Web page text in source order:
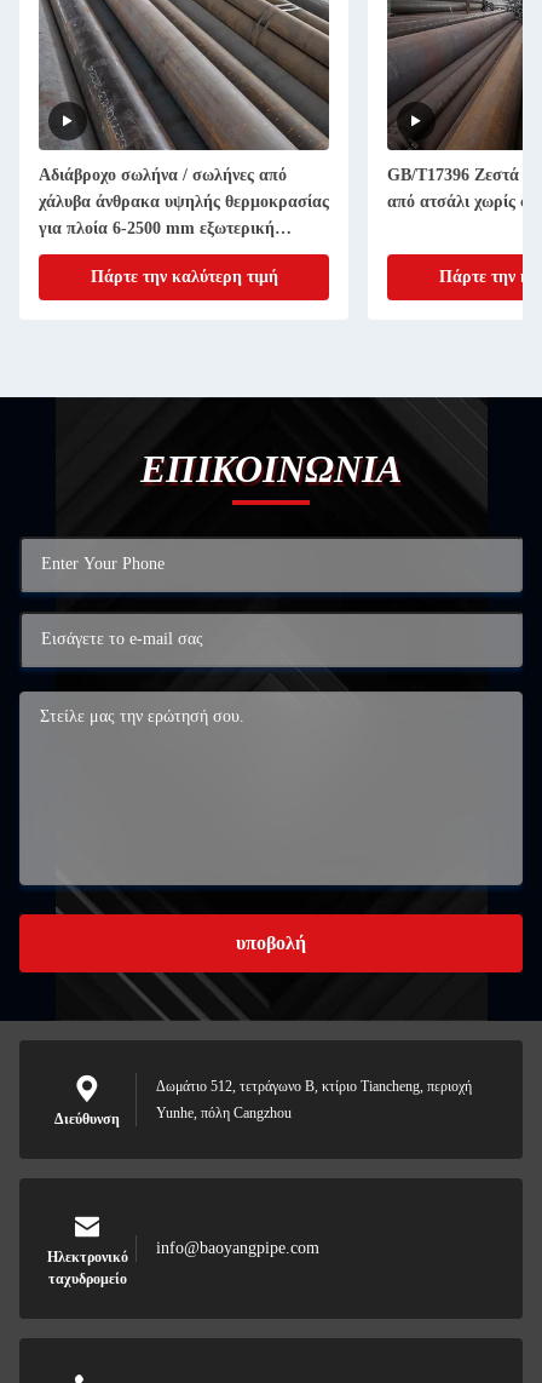
Αδιάβροχο σωλήνα / σωλήνες από
χάλυβα άνθρακα υψηλής θερμοκρασίας
για πλοία 6-2500 mm εξωτερική
διάμετρος
Πάρτε την καλύτερη τιμή
GB/T17396 Ζεστά
από ατσάλι χωρίς
Πάρτε την
ΕΠΙΚΟΙΝΩΝΙΑ
υποβολή
Διεύθυνση
Δωμάτιο 512, τετράγωνο Β, κτίριο Tiancheng, περιοχή
Yunhe, πόλη Cangzhou
Ηλεκτρονικό
ταχυδρομείο
info@baoyangpipe.com